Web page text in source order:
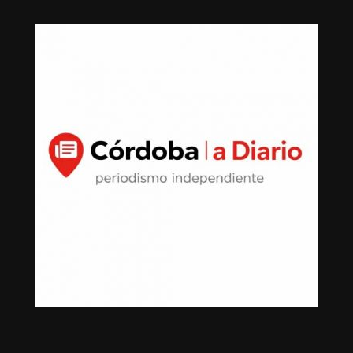
sindicato, fue ampliada con la adquisición de bienes a
nombre de sus dos hermanos Roberto y Gustavo Zayún
González en un esquema familiar que parece tener el
patrón de adquisición de propiedades.